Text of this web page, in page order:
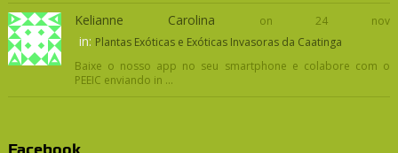
Kelianne Carolina on 24 nov
in: Plantas Exóticas e Exóticas Invasoras da Caatinga
Baixe o nosso app no seu smartphone e colabore com o
PEEIC enviando in ...